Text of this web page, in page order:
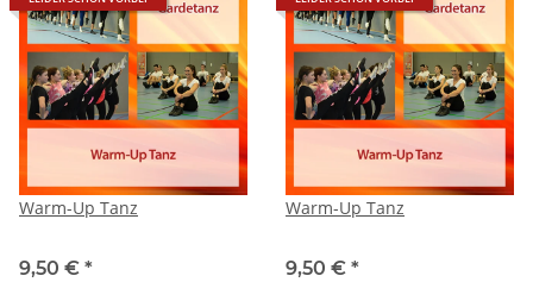
Warm-Up Tanz
9,50 € *
Warm-Up Tanz
9,50 € *